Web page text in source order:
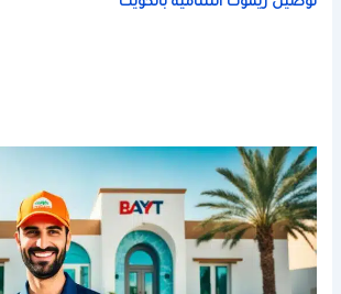
توصيل ريموت الشامية بالكويت